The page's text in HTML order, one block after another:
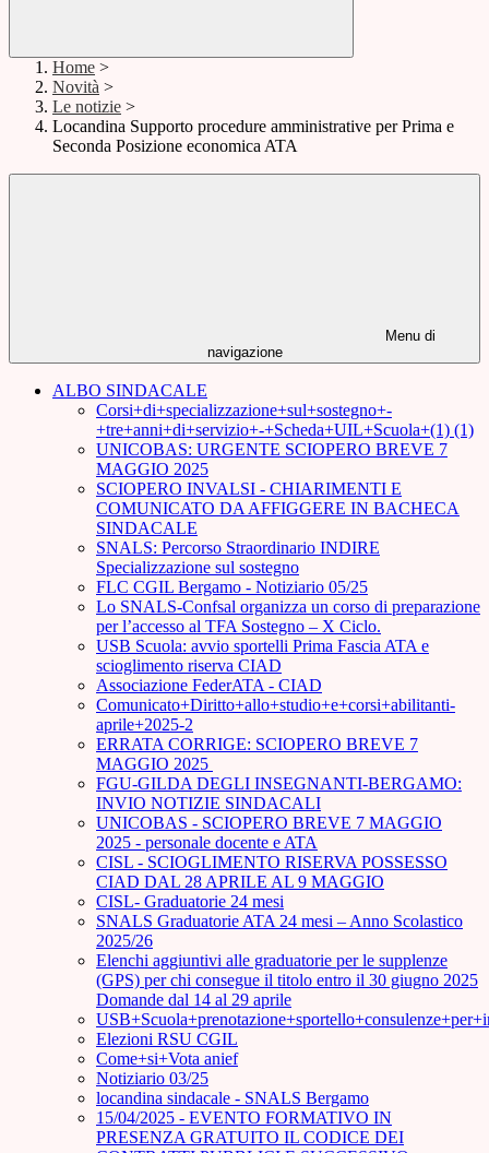
Home >
Novità >
Le notizie >
Locandina Supporto procedure amministrative per Prima e
Seconda Posizione economica ATA
Menu di
navigazione
ALBO SINDACALE
Corsi+di+specializzazione+sul+sostegno+-
+tre+anni+di+servizio+-+Scheda+UIL+Scuola+(1) (1)
UNICOBAS: URGENTE SCIOPERO BREVE 7
MAGGIO 2025
SCIOPERO INVALSI - CHIARIMENTI E
COMUNICATO DA AFFIGGERE IN BACHECA
SINDACALE
SNALS: Percorso Straordinario INDIRE
Specializzazione sul sostegno
FLC CGIL Bergamo - Notiziario 05/25
Lo SNALS-Confsal organizza un corso di preparazione
per l’accesso al TFA Sostegno – X Ciclo.
USB Scuola: avvio sportelli Prima Fascia ATA e
scioglimento riserva CIAD
Associazione FederATA - CIAD
Comunicato+Diritto+allo+studio+e+corsi+abilitanti-
aprile+2025-2
ERRATA CORRIGE: SCIOPERO BREVE 7
MAGGIO 2025
FGU-GILDA DEGLI INSEGNANTI-BERGAMO:
INVIO NOTIZIE SINDACALI
UNICOBAS - SCIOPERO BREVE 7 MAGGIO
2025 - personale docente e ATA
CISL - SCIOGLIMENTO RISERVA POSSESSO
CIAD DAL 28 APRILE AL 9 MAGGIO
CISL- Graduatorie 24 mesi
SNALS Graduatorie ATA 24 mesi – Anno Scolastico
2025/26
Elenchi aggiuntivi alle graduatorie per le supplenze
(GPS) per chi consegue il titolo entro il 30 giugno 2025
Domande dal 14 al 29 aprile
Elezioni RSU CGIL
Come+si+Vota anief
Notiziario 03/25
locandina sindacale - SNALS Bergamo
15/04/2025 - EVENTO FORMATIVO IN
PRESENZA GRATUITO IL CODICE DEI